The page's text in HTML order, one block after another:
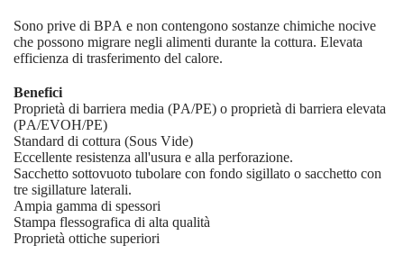
Sono prive di BPA e non contengono sostanze chimiche nocive
che possono migrare negli alimenti durante la cottura. Elevata
efficienza di trasferimento del calore.
Benefici
Proprietà di barriera media (PA/PE) o proprietà di barriera elevata
(PA/EVOH/PE)
Standard di cottura (Sous Vide)
Eccellente resistenza all'usura e alla perforazione.
Sacchetto sottovuoto tubolare con fondo sigillato o sacchetto con
tre sigillature laterali.
Ampia gamma di spessori
Stampa flessografica di alta qualità
Proprietà ottiche superiori